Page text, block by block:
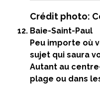
Crédit photo:
Baie-Saint-Paul
Peu importe où
sujet qui saura
Autant au
plage ou dans